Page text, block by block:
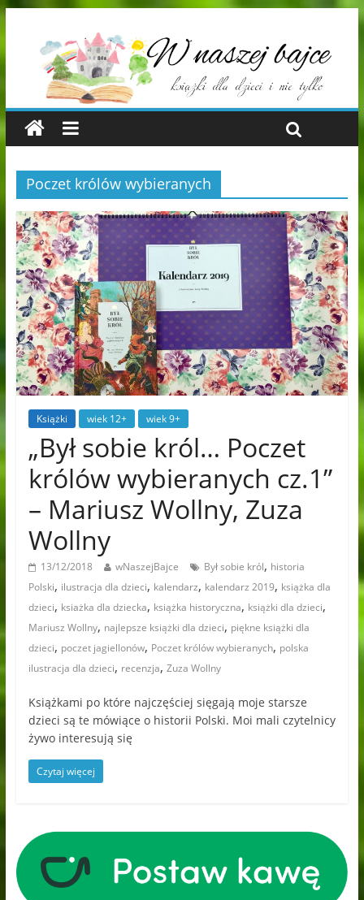
Poczet królów wybieranych
Książki wiek 12+ wiek 9+
„Był sobie król… Poczet
królów wybieranych cz.1”
– Mariusz Wollny, Zuza
Wollny
13/12/2018 wNaszejBajce Był sobie król, historia
Polski, ilustracja dla dzieci, kalendarz, kalendarz 2019, książka dla
dzieci, ksiażka dla dziecka, książka historyczna, książki dla dzieci,
Mariusz Wollny, najlepsze książki dla dzieci, piękne książki dla
dzieci, poczet jagiellonów, Poczet królów wybieranych, polska
ilustracja dla dzieci, recenzja, Zuza Wollny
Książkami po które najczęściej sięgają moje starsze
dzieci są te mówiące o historii Polski. Moi mali czytelnicy
żywo interesują się
Czytaj więcej